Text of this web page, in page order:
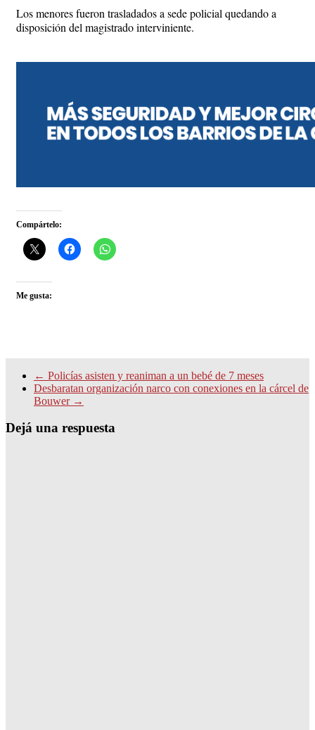
Los menores fueron trasladados a sede policial quedando a
disposición del magistrado interviniente.
Compártelo:
Me gusta:
← Policías asisten y reaniman a un bebé de 7 meses
Desbaratan organización narco con conexiones en la cárcel de
Bouwer →
Dejá una respuesta